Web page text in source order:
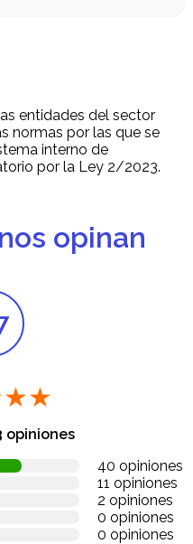
entidades del sector
normas por las que se
interno de
por la Ley 2/2023.
opinan
40 opiniones
11 opiniones
2 opiniones
0 opiniones
0 opiniones
opiniones